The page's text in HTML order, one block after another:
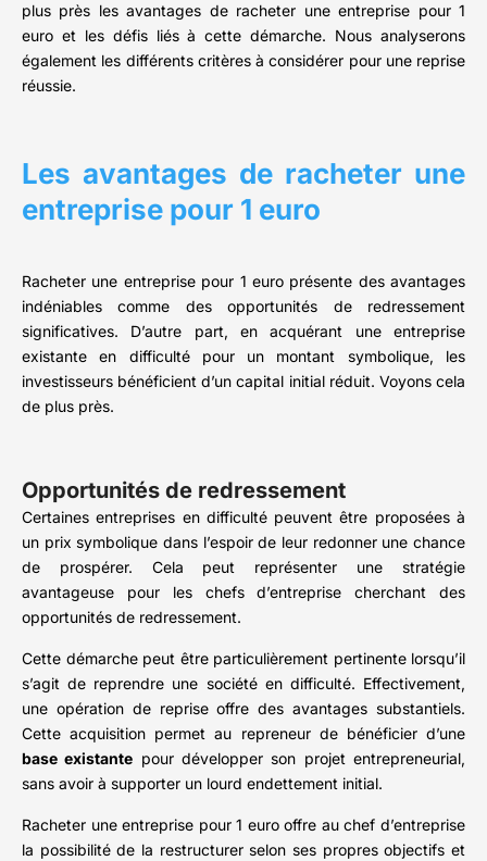
plus près les avantages de racheter une entreprise pour 1
euro et les défis liés à cette démarche. Nous analyserons
également les différents critères à considérer pour une reprise
réussie.
Les avantages de racheter une
entreprise pour 1 euro
Racheter une entreprise pour 1 euro présente des avantages
indéniables comme des opportunités de redressement
significatives. D’autre part, en acquérant une entreprise
existante en difficulté pour un montant symbolique, les
investisseurs bénéficient d’un capital initial réduit. Voyons cela
de plus près.
Opportunités de redressement
Certaines entreprises en difficulté peuvent être proposées à
un prix symbolique dans l’espoir de leur redonner une chance
de prospérer. Cela peut représenter une stratégie
avantageuse pour les chefs d’entreprise cherchant des
opportunités de redressement.
Cette démarche peut être particulièrement pertinente lorsqu’il
s’agit de reprendre une société en difficulté. Effectivement,
une opération de reprise offre des avantages substantiels.
Cette acquisition permet au repreneur de bénéficier d’une
base existante pour développer son projet entrepreneurial,
sans avoir à supporter un lourd endettement initial.
Racheter une entreprise pour 1 euro offre au chef d’entreprise
la possibilité de la restructurer selon ses propres objectifs et